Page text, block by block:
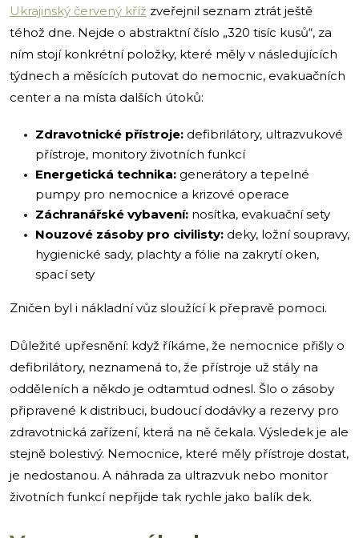
Ukrajinský červený kříž zveřejnil seznam ztrát ještě
téhož dne. Nejde o abstraktní číslo „320 tisíc kusů“, za
ním stojí konkrétní položky, které měly v následujících
týdnech a měsících putovat do nemocnic, evakuačních
center a na místa dalších útoků:
Zdravotnické přístroje: defibrilátory, ultrazvukové
přístroje, monitory životních funkcí
Energetická technika: generátory a tepelné
pumpy pro nemocnice a krizové operace
Záchranářské vybavení: nosítka, evakuační sety
Nouzové zásoby pro civilisty: deky, ložní soupravy,
hygienické sady, plachty a fólie na zakrytí oken,
spací sety
Zničen byl i nákladní vůz sloužící k přepravě pomoci.
Důležité upřesnění: když říkáme, že nemocnice přišly o
defibrilátory, neznamená to, že přístroje už stály na
odděleních a někdo je odtamtud odnesl. Šlo o zásoby
připravené k distribuci, budoucí dodávky a rezervy pro
zdravotnická zařízení, která na ně čekala. Výsledek je ale
stejně bolestivý. Nemocnice, které měly přístroje dostat,
je nedostanou. A náhrada za ultrazvuk nebo monitor
životních funkcí nepřijde tak rychle jako balík dek.